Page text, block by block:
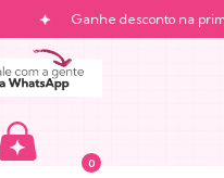
Ganhe desconto na primeira
0